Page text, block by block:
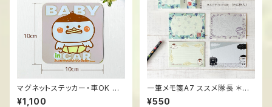
マグネットステッカー・車OK ス
スメ隊長 ＊BABY in CAR
¥1,100
一筆メモ箋A7 ススメ隊長 ＊桔
梗
¥550